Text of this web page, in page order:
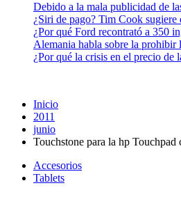
Debido a la mala publicidad de
¿Siri de pago? Tim Cook
¿Por qué Ford recontrató a 350
Alemania habla sobre la prohibir
¿Por qué la crisis en el precio de
Inicio
2011
junio
Touchstone para la hp
Accesorios
Tablets